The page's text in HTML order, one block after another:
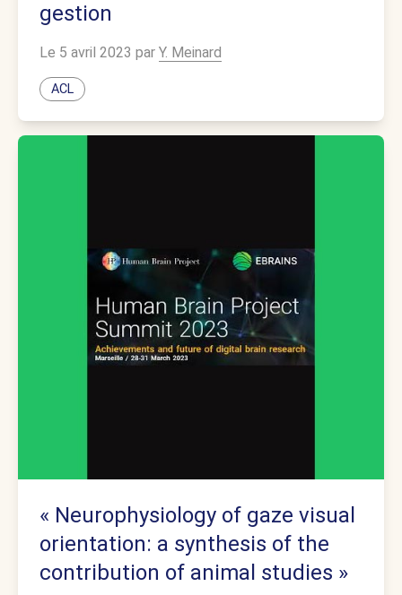
gestion
Le 5 avril 2023 par Y. Meinard
ACL
« Neurophysiology of gaze visual
orientation: a synthesis of the
contribution of animal studies »